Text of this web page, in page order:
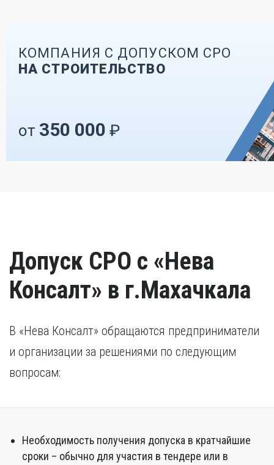
КОМПАНИЯ С ДОПУСКОМ СРО
НА СТРОИТЕЛЬСТВО
от 350 000 ₽
Допуск СРО с «Нева
Консалт» в г.Махачкала
В «Нева Консалт» обращаются предприниматели
и организации за решениями по следующим
вопросам:
Необходимость получения допуска в кратчайшие
сроки – обычно для участия в тендере или в